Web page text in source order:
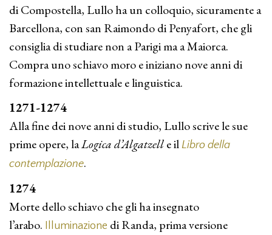
di Compostella, Lullo ha un colloquio, sicuramente a
Barcello­na, con san Raimondo di Penyafort, che gli
consiglia di studiare non a Parigi ma a Maiorca.
Compra uno schiavo moro e iniziano nove anni di
formazione intellettuale e linguistica.
1271-1274
Alla fine dei nove anni di studio, Lullo scrive le sue
prime opere, laLogicad’Algatzelle il Libro della
contempla­zione.
1274
Morte dello schiavo che gli ha insegnato
l’arabo. Illumina­zione di Randa, prima versione